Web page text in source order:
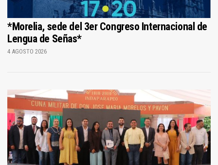
*Morelia, sede del 3er Congreso Internacional de
Lengua de Señas*
4 AGOSTO 2026